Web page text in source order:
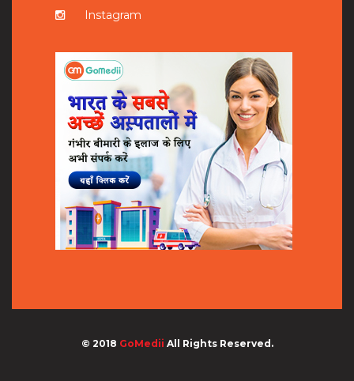
Instagram
© 2018 GoMedii All Rights Reserved.